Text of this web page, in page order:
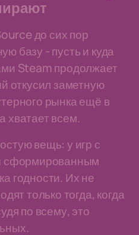
до сих пор
базу - пусть и куда
Steam продолжает
откусил заметную
рынка ещё в
хватает всем.
вещь: у игр с
сформированным
годности. Их не
только тогда, когда
по всему, это